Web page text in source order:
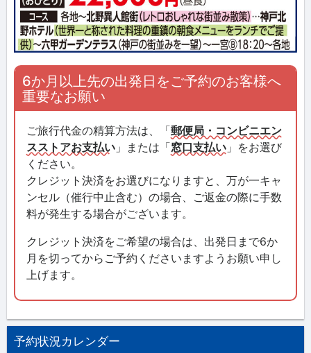
6か月以上先の出発日をご予約のお客様へ
重要なお願い
ご旅行代金の精算方法は、「郵便局・コンビニエン
スストアお支払い 」または「窓口支払い 」をお選び
ください。
クレジット決済をお選びになりますと、万が一キャ
ンセル（催行中止含む）の場合、ご返金の際に手数
料が発生する場合がございます。
クレジット決済をご希望の場合は、出発日まで6か
月を切ってからご予約くださいますようお願い申し
上げます。
予約状況カレンダー